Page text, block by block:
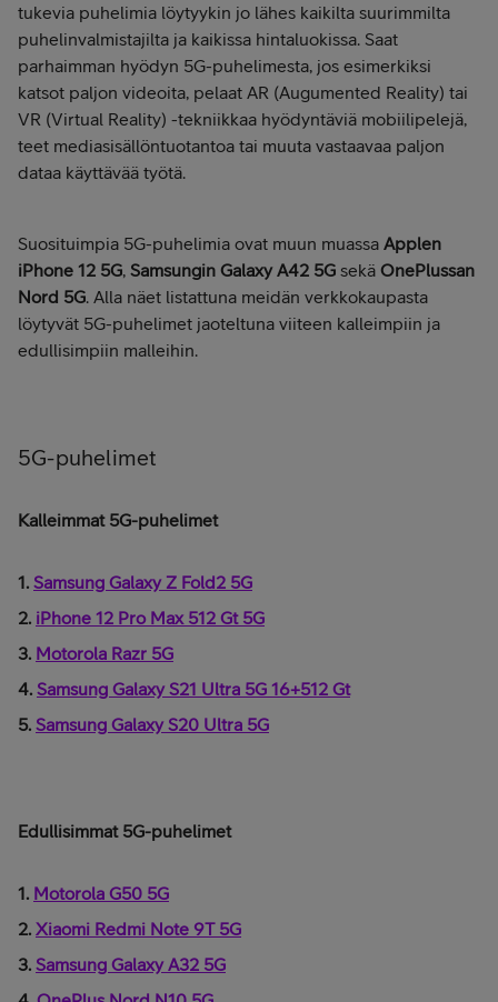
tukevia puhelimia löytyykin jo lähes kaikilta suurimmilta
puhelinvalmistajilta ja kaikissa hintaluokissa. Saat
parhaimman hyödyn 5G-puhelimesta, jos esimerkiksi
katsot paljon videoita, pelaat AR (Augumented Reality) tai
VR (Virtual Reality) -tekniikkaa hyödyntäviä mobiilipelejä,
teet mediasisällöntuotantoa tai muuta vastaavaa paljon
dataa käyttävää työtä.
Suosituimpia 5G-puhelimia ovat muun muassa Applen
iPhone 12 5G, Samsungin Galaxy A42 5G sekä OnePlussan
Nord 5G. Alla näet listattuna meidän verkkokaupasta
löytyvät 5G-puhelimet jaoteltuna viiteen kalleimpiin ja
edullisimpiin malleihin.
5G-puhelimet
Kalleimmat 5G-puhelimet
1. Samsung Galaxy Z Fold2 5G
2. iPhone 12 Pro Max 512 Gt 5G
3. Motorola Razr 5G
4. Samsung Galaxy S21 Ultra 5G 16+512 Gt
5. Samsung Galaxy S20 Ultra 5G
Edullisimmat 5G-puhelimet
1. Motorola G50 5G
2. Xiaomi Redmi Note 9T 5G
3. Samsung Galaxy A32 5G